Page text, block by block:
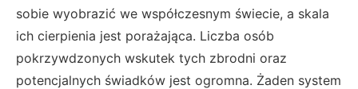
sobie wyobrazić we współczesnym świecie, a skala
ich cierpienia jest porażająca. Liczba osób
pokrzywdzonych wskutek tych zbrodni oraz
potencjalnych świadków jest ogromna. Żaden system